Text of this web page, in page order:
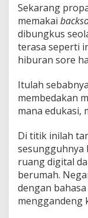
Sekarang
memakai
dibungkus
terasa seperti
hiburan sore
Itulah
membedakan
mana edukasi,
Di titik inilah
sesungguhnya
ruang digital
berumah.
dengan
menggandeng